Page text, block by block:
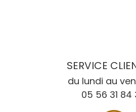
SERVICE
du lundi au
05 56 31 84